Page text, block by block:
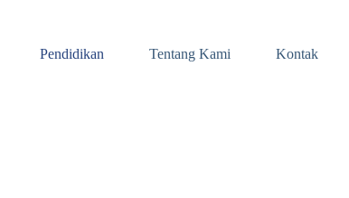
Pendidikan Tentang Kami Kontak